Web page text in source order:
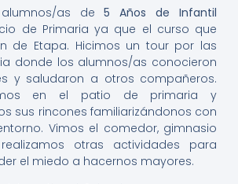
as de 5 Años de Infantil
de Primaria ya que el curso que
de Etapa. Hicimos un tour por las
donde los alumnos/as conocieron
y saludaron a otros compañeros.
en el patio de primaria y
sus rincones familiarizándonos con
Vimos el comedor, gimnasio
otras actividades para
el miedo a hacernos mayores.